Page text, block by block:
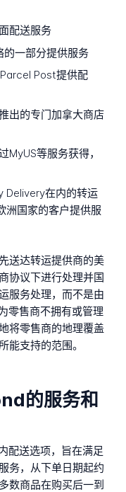
配送服务
的一部分提供服务
Post提供配
出的专门加拿大商店
MyUS等服务获得，
Delivery在内的转运
洲国家的客户提供服
送达转运提供商的美
协议下进行处理并国
服务处理，而不是由
零售商不拥有或管理
将零售商的地理覆盖
能支持的范围。
的服务和
配送选项，旨在满足
务，从下单日期起约
数商品在购买后一到